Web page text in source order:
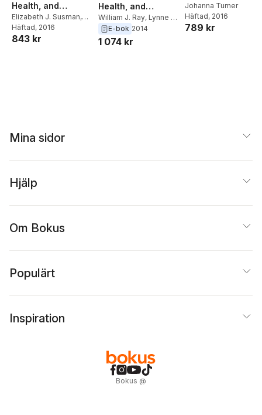
Health, and
Development in
Children and
Adolescents
Elizabeth J. Susman,
Lynne V. Feagans
William J. Ray
Häftad, 2016
843 kr
Health, and
Development in
Children and
Adolescents
William J. Ray, Lynne V.
Feagans, Elizabeth J.
Susman
E-bok 2014
1 074 kr
Johanna Turner
Häftad, 2016
789 kr
Mina sidor
Hjälp
Om Bokus
Populärt
Inspiration
Bokus @